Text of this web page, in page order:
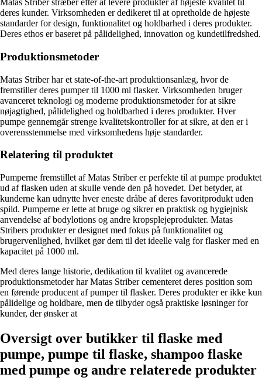
Matas Striber stræber efter at levere produkter af højeste kvalitet til
deres kunder. Virksomheden er dedikeret til at opretholde de højeste
standarder for design, funktionalitet og holdbarhed i deres produkter.
Deres ethos er baseret på pålidelighed, innovation og kundetilfredshed.
Produktionsmetoder
Matas Striber har et state-of-the-art produktionsanlæg, hvor de
fremstiller deres pumper til 1000 ml flasker. Virksomheden bruger
avanceret teknologi og moderne produktionsmetoder for at sikre
nøjagtighed, pålidelighed og holdbarhed i deres produkter. Hver
pumpe gennemgår strenge kvalitetskontroller for at sikre, at den er i
overensstemmelse med virksomhedens høje standarder.
Relatering til produktet
Pumperne fremstillet af Matas Striber er perfekte til at pumpe produktet
ud af flasken uden at skulle vende den på hovedet. Det betyder, at
kunderne kan udnytte hver eneste dråbe af deres favoritprodukt uden
spild. Pumperne er lette at bruge og sikrer en praktisk og hygiejnisk
anvendelse af bodylotions og andre kropsplejeprodukter. Matas
Stribers produkter er designet med fokus på funktionalitet og
brugervenlighed, hvilket gør dem til det ideelle valg for flasker med en
kapacitet på 1000 ml.
Med deres lange historie, dedikation til kvalitet og avancerede
produktionsmetoder har Matas Striber cementeret deres position som
en førende producent af pumper til flasker. Deres produkter er ikke kun
pålidelige og holdbare, men de tilbyder også praktiske løsninger for
kunder, der ønsker at
Oversigt over butikker til flaske med
pumpe, pumpe til flaske, shampoo flaske
med pumpe og andre relaterede produkter